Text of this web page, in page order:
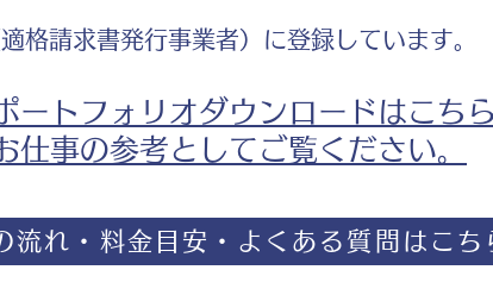
格請求書発行事業者）に登録しています。
ートフォリオダウンロードはこち
仕事の参考としてご覧ください。
流れ・料金目安・よくある質問はこち